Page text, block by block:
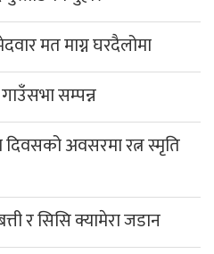
मत माग्न घरदैलोमा
सम्पन्न
दिवसको अवसरमा रत्न स्मृति
र सिसि क्यामेरा जडान